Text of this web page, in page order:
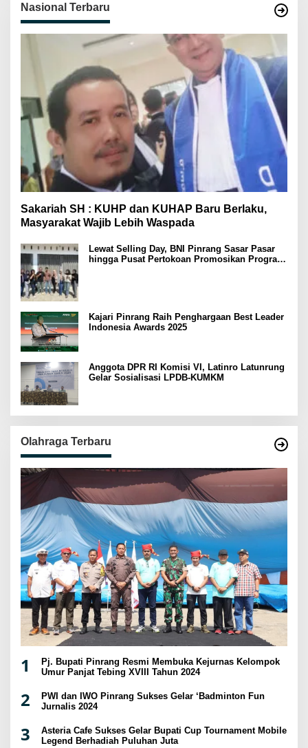
Nasional Terbaru
Sakariah SH : KUHP dan KUHAP Baru Berlaku,
Masyarakat Wajib Lebih Waspada
Lewat Selling Day, BNI Pinrang Sasar Pasar
hingga Pusat Pertokoan Promosikan Program
Kajari Pinrang Raih Penghargaan Best Leader
Indonesia Awards 2025
Anggota DPR RI Komisi VI, Latinro Latunrung
Gelar Sosialisasi LPDB-KUMKM
Olahraga Terbaru
1
Pj. Bupati Pinrang Resmi Membuka Kejurnas Kelompok
Umur Panjat Tebing XVIII Tahun 2024
2
PWI dan IWO Pinrang Sukses Gelar ‘Badminton Fun
Jurnalis 2024
3
Asteria Cafe Sukses Gelar Bupati Cup Tournament Mobile
Legend Berhadiah Puluhan Juta